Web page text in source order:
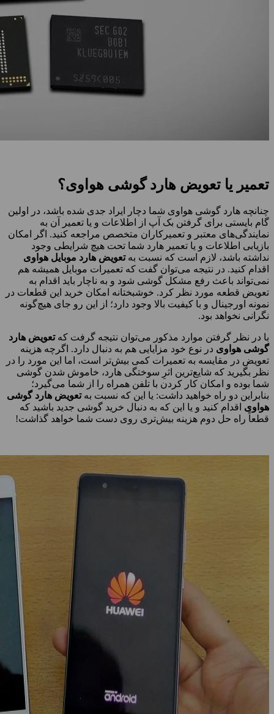
تعمیر یا تعویض هارد گوشی هواوی؟
چنانچه هارد گوشی هواوی شما دچار ایراد جدی شده باشد، در اولین
گام بایستی برای گرفتن بک آپ از اطلاعات و یا تعمیر آن به
نمایندگی‌های معتبر و تعمیرکاران متخصص مراجعه کنید. اگر امکان
بازیابی اطلاعات و یا تعمیر هارد شما تحت هیچ شرایطی وجود
نداشته باشد، لازم است که نسبت بهتعویض هارد موبایل هواوی
اقدام کنید. در نتیجه می‌توان گفت که تعمیرات موبایل همیشه هم
نمی‌تواند باعث رفع مشکل گوشی شود و به ناچار باید اقدام به
تعویض قطعه مورد نظر کرد. خوشبختانه امکان خرید این قطعات در
نمونه اورجینال و با کیفیت بالا وجود دارد؛ از این رو جای هیچ‌گونه
نگرانی نخواهد بود.
با در نظر گرفتن موارد مذکور می‌توان نتیجه گرفت کهتعویض هارد
گوشی هواوی در نوع خود مزایایی هم به دنبال دارد. اگرچه هزینه
تعویض در مقایسه به تعمیرات کمی بیش‌تر است، اما این مورد را در
نظر بگیرید که شایع‌‌ترین اثرِ سوختگی هارد، خاموش شدن گوشی
شما بوده و امکان کار کردن با تلفن همراه را از شما می‌گیرد؛
بنابراین دو راه خواهید داشت: یا این که نسبت بهتعویض هارد گوشی
هواوی اقدام کنید و یا این که به دنبال خرید گوشی جدید باشید که
قطعاً راه حل دوم هزینه بیش‌تری روی دست شما خواهد گذاشت!